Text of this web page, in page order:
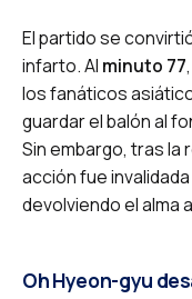
El partido se
infarto. Al minuto 77
los fanáticos
guardar el balón al
Sin embargo, tras la
acción fue
devolviendo el alma
Oh Hyeon-gyu